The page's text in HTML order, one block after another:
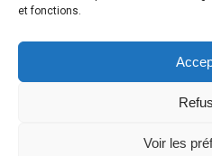
et fonctions.
Voir les
Retour